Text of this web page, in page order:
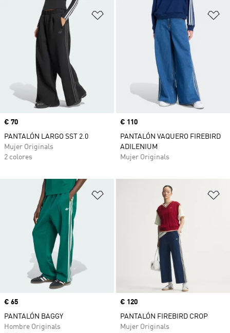
Añadir a la lista de deseos
Precio
€ 70
PANTALÓN LARGO SST 2.0
Mujer Originals
2 colores
Precio
€ 110
PANTALÓN VAQUERO FIREBIRD
ADILENIUM
Mujer Originals
Añadir a la lista de deseos
Precio
€ 65
PANTALÓN BAGGY
Hombre Originals
Precio
€ 120
PANTALÓN FIREBIRD CROP
Mujer Originals